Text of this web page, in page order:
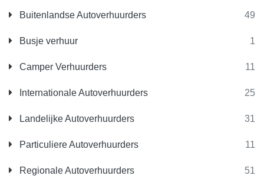
Buitenlandse Autoverhuurders 49
Busje verhuur 1
Camper Verhuurders 11
Internationale Autoverhuurders 25
Landelijke Autoverhuurders 31
Particuliere Autoverhuurders 11
Regionale Autoverhuurders 51